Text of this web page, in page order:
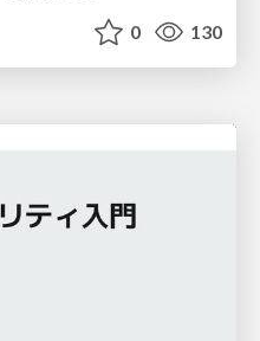
0 130